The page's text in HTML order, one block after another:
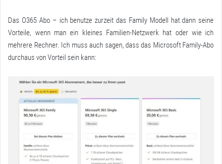
Das O365 Abo – ich benutze zurzeit das Family Modell hat dann seine
Vorteile, wenn man ein kleines Familien-Netzwerk hat oder wie ich
mehrere Rechner. Ich muss auch sagen, dass das Microsoft Family-Abo
durchaus von Vorteil sein kann: